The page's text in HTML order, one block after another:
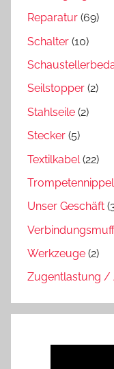
Reparatur (69)
Schalter (10)
Seilstopper (2)
Stahlseile (2)
Stecker (5)
Textilkabel (22)
Trompetennippel
Unser Geschäft
Werkzeuge (2)
Zugentlastung /